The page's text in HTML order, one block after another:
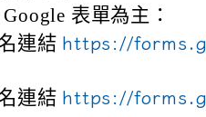
表單為主：
連結 https://
連結 https://